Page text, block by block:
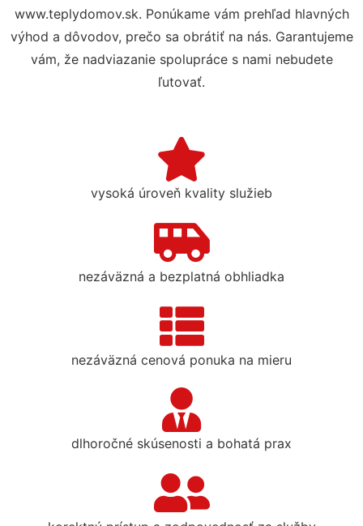
www.teplydomov.sk. Ponúkame vám prehľad hlavných
výhod a dôvodov, prečo sa obrátiť na nás. Garantujeme
vám, že nadviazanie spolupráce s nami nebudete
ľutovať.
vysoká úroveň kvality služieb
nezáväzná a bezplatná obhliadka
nezáväzná cenová ponuka na mieru
dlhoročné skúsenosti a bohatá prax